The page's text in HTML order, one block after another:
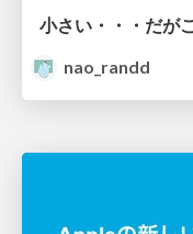
nao_randd